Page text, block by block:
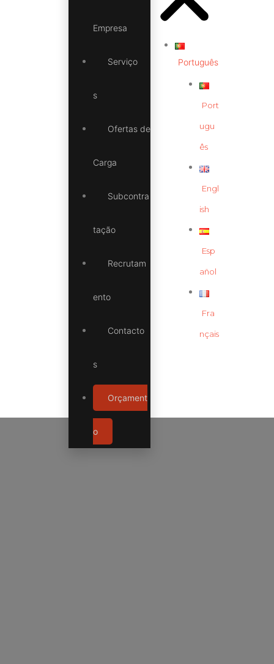
Empresa
Serviço
s
Ofertas de
Carga
Subcontra
tação
Recrutam
ento
Contacto
s
Orçament
o
Português
Port
ugu
ês
Engl
ish
Esp
añol
Fra
nçais